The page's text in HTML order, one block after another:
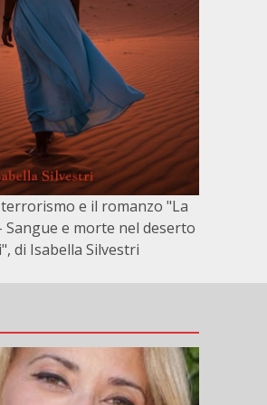
e il romanzo "La
Sangue e morte nel deserto
di Isabella Silvestri